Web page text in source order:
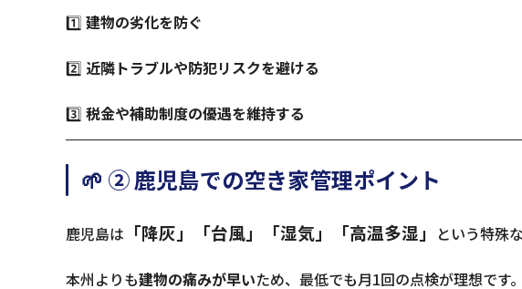
1️⃣ 建物の劣化を防ぐ
2️⃣ 近隣トラブルや防犯リスクを避ける
3️⃣ 税金や補助制度の優遇を維持する
🌱 ② 鹿児島での空き家管理ポイント
鹿児島は 「降灰」「台風」「湿気」「高温多湿」 という特殊
本州よりも建物の痛みが早いため、最低でも月1回の点検が理想です。